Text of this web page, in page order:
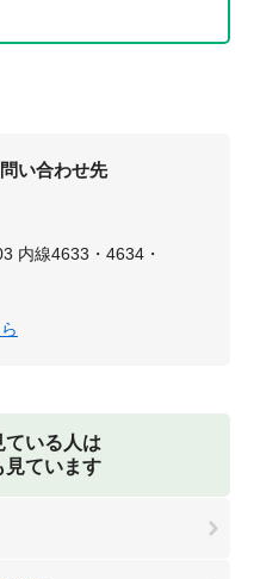
い合わせ先
内線4633・4634・
ている人は
見ています